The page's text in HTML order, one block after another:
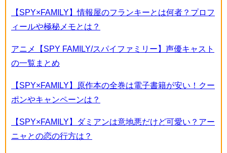
【SPY×FAMILY】情報屋のフランキーとは何者？プロフ
ィールや極秘メモとは？
アニメ【SPY FAMILY/スパイファミリー】声優キャスト
の一覧まとめ
【SPY×FAMILY】原作本の全巻は電子書籍が安い！クー
ポンやキャンペーンは？
【SPY×FAMILY】ダミアンは意地悪だけど可愛い？アー
ニャとの恋の行方は？